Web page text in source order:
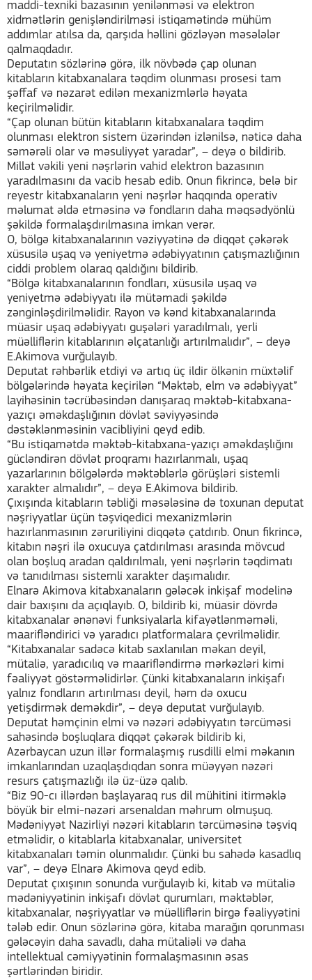
maddi-texniki bazasının yenilənməsi və elektron
xidmətlərin genişləndirilməsi istiqamətində mühüm
addımlar atılsa da, qarşıda həllini gözləyən məsələlər
qalmaqdadır.
Deputatın sözlərinə görə, ilk növbədə çap olunan
kitabların kitabxanalara təqdim olunması prosesi tam
şəffaf və nəzarət edilən mexanizmlərlə həyata
keçirilməlidir.
“Çap olunan bütün kitabların kitabxanalara təqdim
olunması elektron sistem üzərindən izlənilsə, nəticə daha
səmərəli olar və məsuliyyət yaradar”, – deyə o bildirib.
Millət vəkili yeni nəşrlərin vahid elektron bazasının
yaradılmasını da vacib hesab edib. Onun fikrincə, belə bir
reyestr kitabxanaların yeni nəşrlər haqqında operativ
məlumat əldə etməsinə və fondların daha məqsədyönlü
şəkildə formalaşdırılmasına imkan verər.
O, bölgə kitabxanalarının vəziyyətinə də diqqət çəkərək
xüsusilə uşaq və yeniyetmə ədəbiyyatının çatışmazlığının
ciddi problem olaraq qaldığını bildirib.
“Bölgə kitabxanalarının fondları, xüsusilə uşaq və
yeniyetmə ədəbiyyatı ilə mütəmadi şəkildə
zənginləşdirilməlidir. Rayon və kənd kitabxanalarında
müasir uşaq ədəbiyyatı guşələri yaradılmalı, yerli
müəlliflərin kitablarının əlçatanlığı artırılmalıdır”, – deyə
E.Akimova vurğulayıb.
Deputat rəhbərlik etdiyi və artıq üç ildir ölkənin müxtəlif
bölgələrində həyata keçirilən “Məktəb, elm və ədəbiyyat”
layihəsinin təcrübəsindən danışaraq məktəb-kitabxana-
yazıçı əməkdaşlığının dövlət səviyyəsində
dəstəklənməsinin vacibliyini qeyd edib.
“Bu istiqamətdə məktəb-kitabxana-yazıçı əməkdaşlığını
gücləndirən dövlət proqramı hazırlanmalı, uşaq
yazarlarının bölgələrdə məktəblərlə görüşləri sistemli
xarakter almalıdır”, – deyə E.Akimova bildirib.
Çıxışında kitabların təbliği məsələsinə də toxunan deputat
nəşriyyatlar üçün təşviqedici mexanizmlərin
hazırlanmasının zəruriliyini diqqətə çatdırıb. Onun fikrincə,
kitabın nəşri ilə oxucuya çatdırılması arasında mövcud
olan boşluq aradan qaldırılmalı, yeni nəşrlərin təqdimatı
və tanıdılması sistemli xarakter daşımalıdır.
Elnarə Akimova kitabxanaların gələcək inkişaf modelinə
dair baxışını da açıqlayıb. O, bildirib ki, müasir dövrdə
kitabxanalar ənənəvi funksiyalarla kifayətlənməməli,
maarifləndirici və yaradıcı platformalara çevrilməlidir.
“Kitabxanalar sadəcə kitab saxlanılan məkan deyil,
mütaliə, yaradıcılıq və maarifləndirmə mərkəzləri kimi
fəaliyyət göstərməlidirlər. Çünki kitabxanaların inkişafı
yalnız fondların artırılması deyil, həm də oxucu
yetişdirmək deməkdir”, – deyə deputat vurğulayıb.
Deputat həmçinin elmi və nəzəri ədəbiyyatın tərcüməsi
sahəsində boşluqlara diqqət çəkərək bildirib ki,
Azərbaycan uzun illər formalaşmış rusdilli elmi məkanın
imkanlarından uzaqlaşdıqdan sonra müəyyən nəzəri
resurs çatışmazlığı ilə üz-üzə qalıb.
“Biz 90-cı illərdən başlayaraq rus dil mühitini itirməklə
böyük bir elmi-nəzəri arsenaldan məhrum olmuşuq.
Mədəniyyət Nazirliyi nəzəri kitabların tərcüməsinə təşviq
etməlidir, o kitablarla kitabxanalar, universitet
kitabxanaları təmin olunmalıdır. Çünki bu sahədə kasadlıq
var”, – deyə Elnarə Akimova qeyd edib.
Deputat çıxışının sonunda vurğulayıb ki, kitab və mütaliə
mədəniyyətinin inkişafı dövlət qurumları, məktəblər,
kitabxanalar, nəşriyyatlar və müəlliflərin birgə fəaliyyətini
tələb edir. Onun sözlərinə görə, kitaba marağın qorunması
gələcəyin daha savadlı, daha mütaliəli və daha
intellektual cəmiyyətinin formalaşmasının əsas
şərtlərindən biridir.